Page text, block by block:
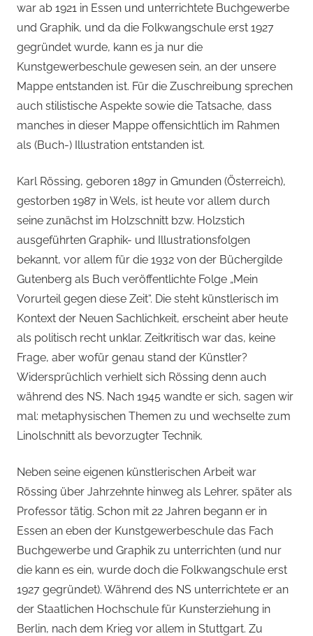
war ab 1921 in Essen und unterrichtete Buchgewerbe
und Graphik, und da die Folkwangschule erst 1927
gegründet wurde, kann es ja nur die
Kunstgewerbeschule gewesen sein, an der unsere
Mappe entstanden ist. Für die Zuschreibung sprechen
auch stilistische Aspekte sowie die Tatsache, dass
manches in dieser Mappe offensichtlich im Rahmen
als (Buch-) Illustration entstanden ist.
Karl Rössing, geboren 1897 in Gmunden (Österreich),
gestorben 1987 in Wels, ist heute vor allem durch
seine zunächst im Holzschnitt bzw. Holzstich
ausgeführten Graphik- und Illustrationsfolgen
bekannt, vor allem für die 1932 von der Büchergilde
Gutenberg als Buch veröffentlichte Folge „Mein
Vorurteil gegen diese Zeit“. Die steht künstlerisch im
Kontext der Neuen Sachlichkeit, erscheint aber heute
als politisch recht unklar. Zeitkritisch war das, keine
Frage, aber wofür genau stand der Künstler?
Widersprüchlich verhielt sich Rössing denn auch
während des NS. Nach 1945 wandte er sich, sagen wir
mal: metaphysischen Themen zu und wechselte zum
Linolschnitt als bevorzugter Technik.
Neben seine eigenen künstlerischen Arbeit war
Rössing über Jahrzehnte hinweg als Lehrer, später als
Professor tätig. Schon mit 22 Jahren begann er in
Essen an eben der Kunstgewerbeschule das Fach
Buchgewerbe und Graphik zu unterrichten (und nur
die kann es ein, wurde doch die Folkwangschule erst
1927 gegründet). Während des NS unterrichtete er an
der Staatlichen Hochschule für Kunsterziehung in
Berlin, nach dem Krieg vor allem in Stuttgart. Zu